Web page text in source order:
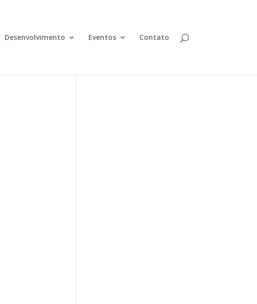
Desenvolvimento Eventos Contato